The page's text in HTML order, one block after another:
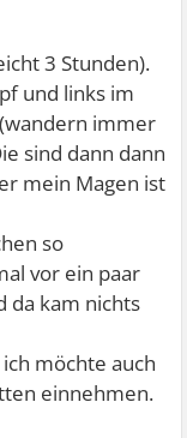
3 Stunden).
und links im
immer
sind dann dann
mein Magen ist
so
vor ein paar
da kam nichts
möchte auch
einnehmen.